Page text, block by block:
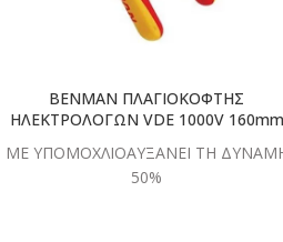
BENMAN ΠΛΑΓΙΟΚΟΦΤΗΣ
ΗΛΕΚΤΡΟΛΟΓΩΝ VDE 1000V 160mm
ΜΕ ΥΠΟΜΟΧΛΙΟΑΥΞΑΝEI ΤΗ
50%